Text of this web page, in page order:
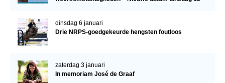
dinsdag 6 januari
Drie NRPS-goedgekeurde hengsten foutloos
zaterdag 3 januari
In memoriam José de Graaf